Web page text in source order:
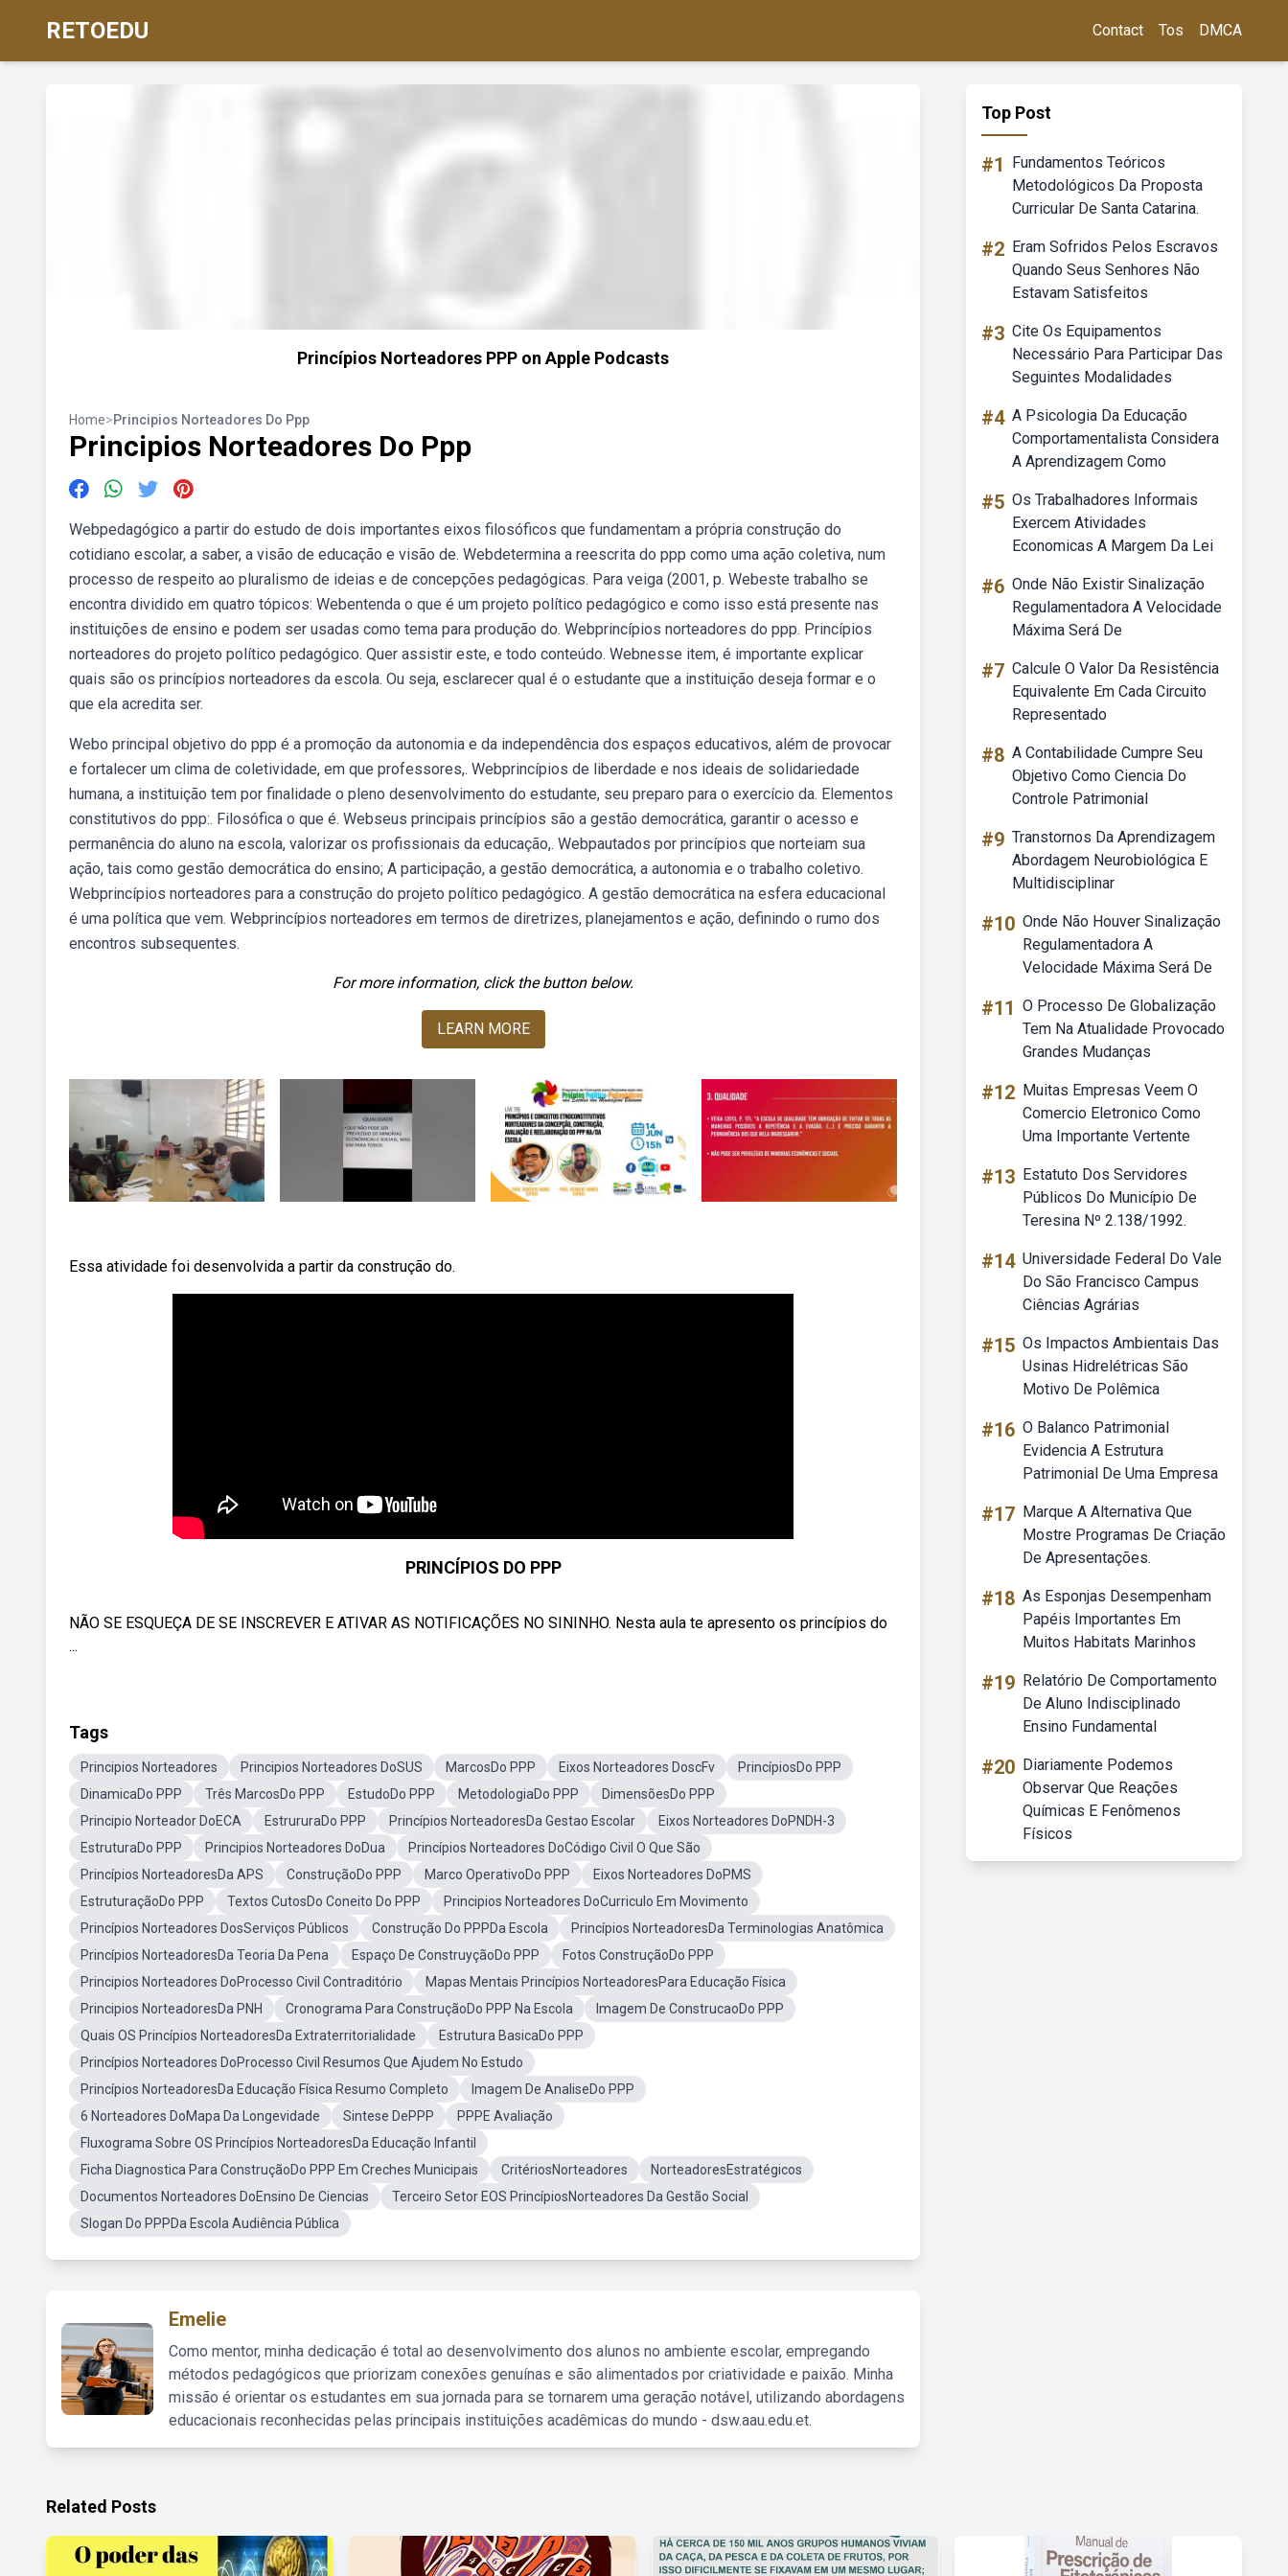
RETOEDU Contact Tos DMCA
‎Princípios Norteadores PPP on Apple Podcasts
Home>Principios Norteadores Do Ppp
Principios Norteadores Do Ppp
Webpedagógico a partir do estudo de dois importantes eixos filosóficos que fundamentam a própria construção do
cotidiano escolar, a saber, a visão de educação e visão de. Webdetermina a reescrita do ppp como uma ação coletiva, num
processo de respeito ao pluralismo de ideias e de concepções pedagógicas. Para veiga (2001, p. Webeste trabalho se
encontra dividido em quatro tópicos: Webentenda o que é um projeto político pedagógico e como isso está presente nas
instituições de ensino e podem ser usadas como tema para produção do. Webprincípios norteadores do ppp. Princípios
norteadores do projeto político pedagógico. Quer assistir este, e todo conteúdo. Webnesse item, é importante explicar
quais são os princípios norteadores da escola. Ou seja, esclarecer qual é o estudante que a instituição deseja formar e o
que ela acredita ser.
Webo principal objetivo do ppp é a promoção da autonomia e da independência dos espaços educativos, além de provocar
e fortalecer um clima de coletividade, em que professores,. Webprincípios de liberdade e nos ideais de solidariedade
humana, a instituição tem por finalidade o pleno desenvolvimento do estudante, seu preparo para o exercício da. Elementos
constitutivos do ppp:. Filosófica o que é. Webseus principais princípios são a gestão democrática, garantir o acesso e
permanência do aluno na escola, valorizar os profissionais da educação,. Webpautados por princípios que norteiam sua
ação, tais como gestão democrática do ensino; A participação, a gestão democrática, a autonomia e o trabalho coletivo.
Webprincípios norteadores para a construção do projeto político pedagógico. A gestão democrática na esfera educacional
é uma política que vem. Webprincípios norteadores em termos de diretrizes, planejamentos e ação, definindo o rumo dos
encontros subsequentes.
For more information, click the button below.
LEARN MORE
Essa atividade foi desenvolvida a partir da construção do.
PRINCÍPIOS DO PPP
NÃO SE ESQUEÇA DE SE INSCREVER E ATIVAR AS NOTIFICAÇÕES NO SININHO. Nesta aula te apresento os princípios do
...
Tags
Principios Norteadores Principios Norteadores DoSUS MarcosDo PPP Eixos Norteadores DoscFv
PrincípiosDo PPP
DinamicaDo PPP
Três MarcosDo PPP EstudoDo PPP MetodologiaDo PPP
DimensõesDo PPP
Principio Norteador DoECA
EstrururaDo PPP Princípios NorteadoresDa Gestao Escolar
Eixos Norteadores DoPNDH-3
EstruturaDo PPP
Principios Norteadores DoDua
Princípios Norteadores DoCódigo Civil O Que São
Princípios NorteadoresDa APS
ConstruçãoDo PPP Marco OperativoDo PPP
Eixos Norteadores DoPMS
EstruturaçãoDo PPP
Textos CutosDo Coneito Do PPP
Principios Norteadores DoCurriculo Em Movimento
Princípios Norteadores DosServiços Públicos
Construção Do PPPDa Escola
Princípios NorteadoresDa Terminologias Anatômica
Princípios NorteadoresDa Teoria Da Pena
Espaço De ConstruyçãoDo PPP
Fotos ConstruçãoDo PPP
Principios Norteadores DoProcesso Civil Contraditório
Mapas Mentais Princípios NorteadoresPara Educação Física
Principios NorteadoresDa PNH
Cronograma Para ConstruçãoDo PPP Na Escola
Imagem De ConstrucaoDo PPP
Quais OS Princípios NorteadoresDa Extraterritorialidade
Estrutura BasicaDo PPP
Princípios Norteadores DoProcesso Civil Resumos Que Ajudem No Estudo
Princípios NorteadoresDa Educação Física Resumo Completo
Imagem De AnaliseDo PPP
6 Norteadores DoMapa Da Longevidade
Sintese DePPP
PPPE Avaliação
Fluxograma Sobre OS Princípios NorteadoresDa Educação Infantil
Ficha Diagnostica Para ConstruçãoDo PPP Em Creches Municipais
CritériosNorteadores
NorteadoresEstratégicos
Documentos Norteadores DoEnsino De Ciencias
Terceiro Setor EOS PrincípiosNorteadores Da Gestão Social
Slogan Do PPPDa Escola Audiência Pública
Emelie
Como mentor, minha dedicação é total ao desenvolvimento dos alunos no ambiente escolar, empregando
métodos pedagógicos que priorizam conexões genuínas e são alimentados por criatividade e paixão. Minha
missão é orientar os estudantes em sua jornada para se tornarem uma geração notável, utilizando abordagens
educacionais reconhecidas pelas principais instituições acadêmicas do mundo - dsw.aau.edu.et.
Top Post
#1
Fundamentos Teóricos
Metodológicos Da Proposta
Curricular De Santa Catarina.
#2 Eram Sofridos Pelos Escravos
Quando Seus Senhores Não
Estavam Satisfeitos
#3 Cite Os Equipamentos
Necessário Para Participar Das
Seguintes Modalidades
#4 A Psicologia Da Educação
Comportamentalista Considera
A Aprendizagem Como
#5 Os Trabalhadores Informais
Exercem Atividades
Economicas A Margem Da Lei
#6 Onde Não Existir Sinalização
Regulamentadora A Velocidade
Máxima Será De
#7 Calcule O Valor Da Resistência
Equivalente Em Cada Circuito
Representado
#8 A Contabilidade Cumpre Seu
Objetivo Como Ciencia Do
Controle Patrimonial
#9 Transtornos Da Aprendizagem
Abordagem Neurobiológica E
Multidisciplinar
#10 Onde Não Houver Sinalização
Regulamentadora A
Velocidade Máxima Será De
#11 O Processo De Globalização
Tem Na Atualidade Provocado
Grandes Mudanças
#12 Muitas Empresas Veem O
Comercio Eletronico Como
Uma Importante Vertente
#13 Estatuto Dos Servidores
Públicos Do Município De
Teresina Nº 2.138/1992.
#14 Universidade Federal Do Vale
Do São Francisco Campus
Ciências Agrárias
#15 Os Impactos Ambientais Das
Usinas Hidrelétricas São
Motivo De Polêmica
#16 O Balanco Patrimonial
Evidencia A Estrutura
Patrimonial De Uma Empresa
#17 Marque A Alternativa Que
Mostre Programas De Criação
De Apresentações.
#18 As Esponjas Desempenham
Papéis Importantes Em
Muitos Habitats Marinhos
#19 Relatório De Comportamento
De Aluno Indisciplinado
Ensino Fundamental
#20 Diariamente Podemos
Observar Que Reações
Químicas E Fenômenos
Físicos
Related Posts